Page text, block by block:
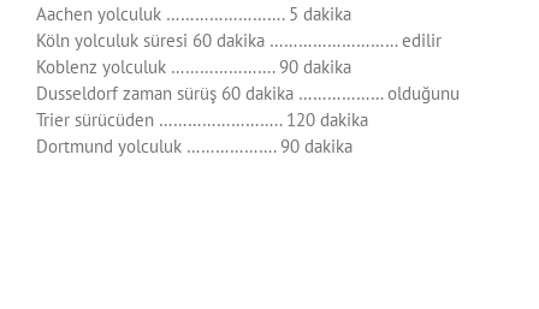
Aachen yolculuk ……………………. 5 dakika
Köln yolculuk süresi 60 dakika ……………………… edilir
Koblenz yolculuk …………………. 90 dakika
Dusseldorf zaman sürüş 60 dakika ……………… olduğunu
Trier sürücüden …………………….. 120 dakika
Dortmund yolculuk ………………. 90 dakika